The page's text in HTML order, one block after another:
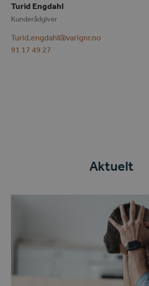
Turid Engdahl
Kunderådgiver
Turid.engdahl@varignr.no
91 17 49 27
Aktuelt